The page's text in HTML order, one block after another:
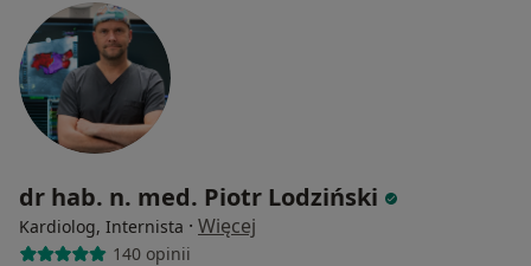
dr hab. n. med. Piotr Lodziński
Kardiolog, Internista · Więcej
140 opinii